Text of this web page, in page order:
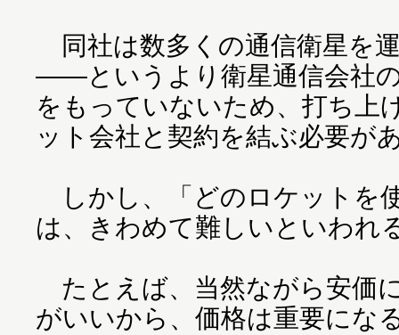
同社は数多くの通信衛星を
――というより衛星通信会社
をもっていないため、打ち上
ット会社と契約を結ぶ必要が
しかし、「どのロケットを
は、きわめて難しいといわれ
たとえば、当然ながら安価
がいいから、価格は重要にな